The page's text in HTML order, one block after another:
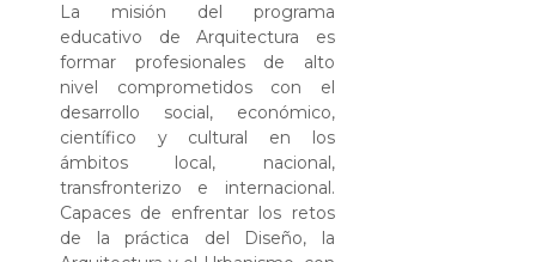
La misión del programa
educativo de Arquitectura es
formar profesionales de alto
nivel comprometidos con el
desarrollo social, económico,
científico y cultural en los
ámbitos local, nacional,
transfronterizo e internacional.
Capaces de enfrentar los retos
de la práctica del Diseño, la